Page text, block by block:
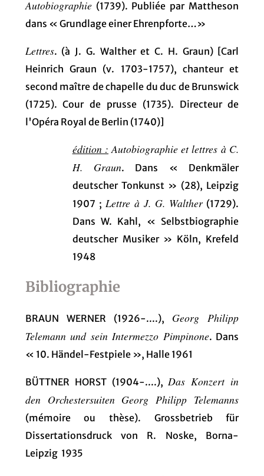
Autobiographie(1739). Publiée par Mattheson
dans « Grundlage einer Ehrenpforte…»
Lettres. (à J. G. Walther et C. H. Graun) [Carl
Heinrich Graun (v. 1703-1757), chanteur et
second maître de chapelle du duc de Brunswick
(1725). Cour de prusse (1735). Directeur de
l'Opéra Royal de Berlin (1740)]
édition : Autobiographie et lettres à C.
H. Graun. Dans « Denkmäler
deutscher Tonkunst » (28), Leipzig
1907 ; Lettre à J. G. Walther(1729).
Dans W. Kahl, « Selbstbiographie
deutscher Musiker » Köln, Krefeld
1948
Bibliographie
BRAUN WERNER (1926-....), Georg Philipp
Telemann und sein Intermezzo Pimpinone. Dans
« 10. Händel-Festpiele », Halle 1961
BÜTTNER HORST (1904-....), Das Konzert in
den Orchestersuiten Georg Philipp Telemanns
(mémoire ou thèse). Grossbetrieb für
Dissertationsdruck von R. Noske, Borna-
Leipzig 1935